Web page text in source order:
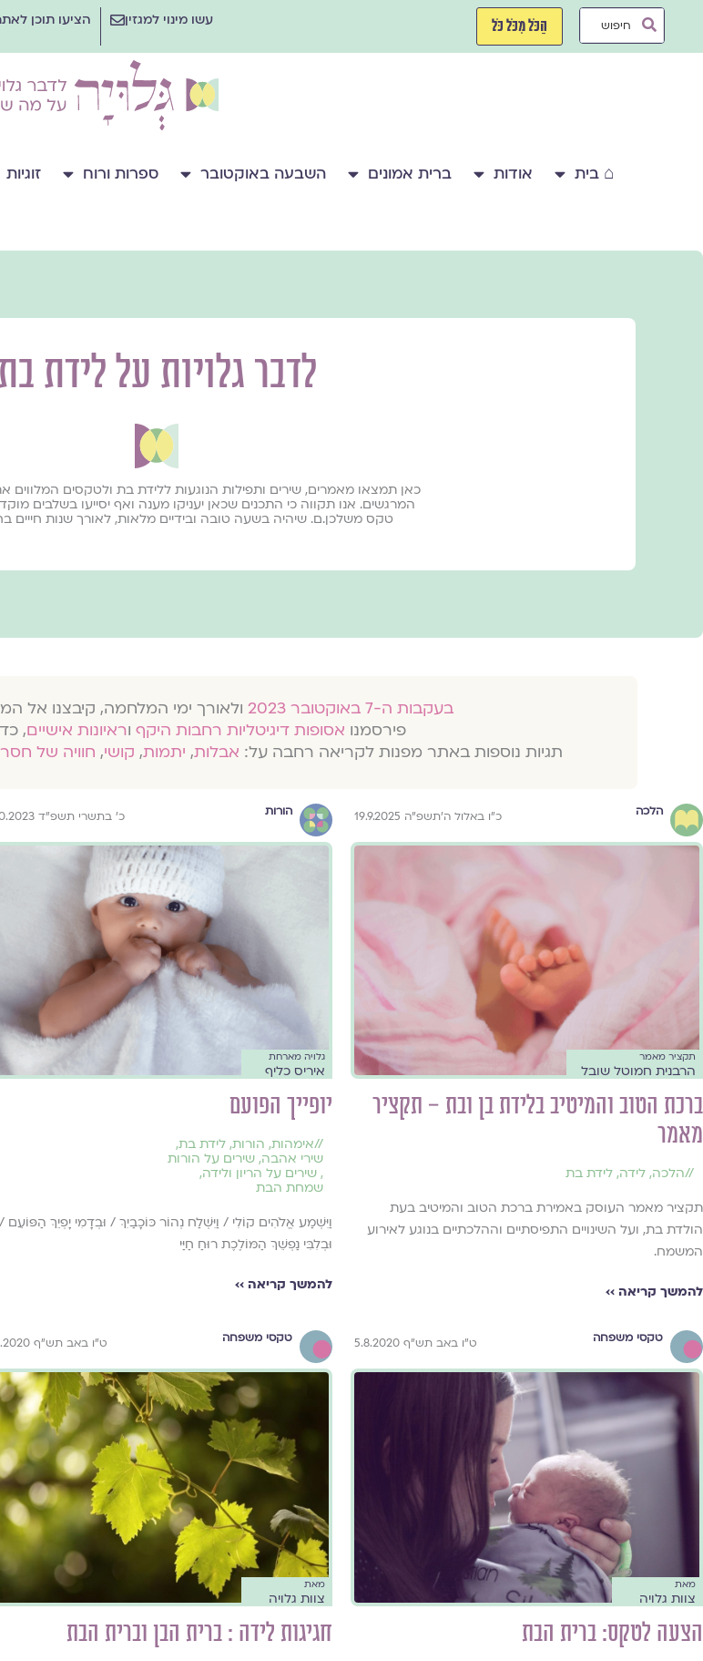
Search
הַכֹּל מִכֹּל כֹּל עשו מינוי למגזין הציעו תוכן
⌂ בית אודות ברית אמונים השבעה באוקטובר ספרות ורוח זוגיות
לדבר גלויות על לידת
כאן תמצאו מאמרים, שירים ותפילות הנוגעות ללידת בת ולטקסים המלווים
המרגשים. אנו תקווה כי התכנים שכאן יעניקו מענה ואף יסייעו בשלבים
טקס משלכן.ם. שיהיה בשעה טובה ובידיים מלאות, לאורך שנות חייים
בעקבות ה-7 באוקטובר 2023
ולאורך ימי המלחמה, קיבצנו אל
פירסמנו אסופות דיגיטליות רחבות היקף וראיונות אישיים,
תגיות נוספות באתר מפנות לקריאה רחבה על: אבלות, יתמות, קושי, חוויה של
הלכה כ״ו באלול ה׳תשפ״ה 19.9.2025
תקציר מאמר
הרבנית חמוטל שובל
ברכת הטוב והמיטיב בלידת בן ובת – תקציר
מאמר
//הלכה, לידה, לידת בת
תקציר מאמר העוסק באמירת ברכת הטוב והמיטיב בעת
הולדת בת, ועל השינויים התפיסתיים וההלכתיים בנוגע לאירוע
המשמח.
להמשך קריאה ››
הורות כ׳ בתשרי תשפ״ד 5.10.2023
גלויה מארחת
איריס כליף
יופייך הפועם
//אימהות, הורות, לידת בת,
שירי אהבה, שירים על הורות
, שירים על הריון ולידה,
שמחת הבת
וַיִּשְׁמַע אֱלֹהִים קוֹלִי / וַיִּשְׁלַח נְהוֹר כּוֹכָבַיִךְ / וּבְדָמִי יָפְיֵךְ הַפּוֹעֵם /
וּבְלִבִּי נַפְשֵׁךְ הַמּוֹלֶכֶת רוּחַ חַיַּי
להמשך קריאה ››
טקסי משפחה ט"ו באב תש"ף 5.8.2020
מאת
צוות גלויה
הצעה לטקס: ברית הבת
טקסי משפחה ט"ו באב תש"ף 5.8.2020
מאת
צוות גלויה
חגיגות לידה : ברית הבן וברית הבת